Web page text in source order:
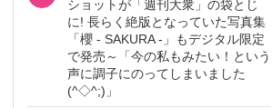
ショットが「週刊大衆」の袋とじ
に! 長らく絶版となっていた写真集
「櫻 - SAKURA -」もデジタル限定
で発売～「今の私もみたい！という
声に調子にのってしまいました
(^◇^;)」